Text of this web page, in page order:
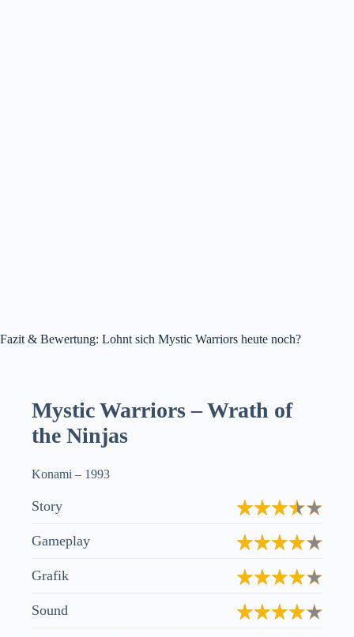
Fazit & Bewertung: Lohnt sich Mystic Warriors heute noch?
Mystic Warriors – Wrath of
the Ninjas
Konami – 1993
Story
Gameplay
Grafik
Sound